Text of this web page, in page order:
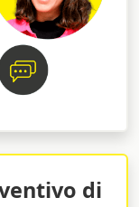
di